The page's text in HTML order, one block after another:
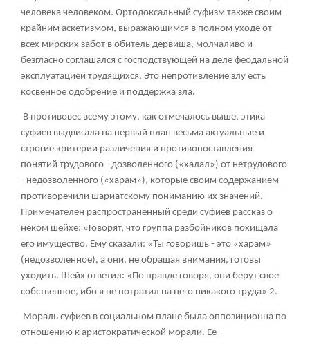
человека человеком. Ортодоксальный суфизм также своим
крайним аскетизмом, выражающимся в полном уходе от
всех мирских забот в обитель дервиша, молчаливо и
безгласно соглашался с господствующей на деле феодальной
эксплуатацией трудящихся. Это непротивление злу есть
косвенное одобрение и поддержка зла.
В противовес всему этому, как отмечалось выше, этика
суфиев выдвигала на первый план весьма актуальные и
строгие критерии различения и противопоставления
понятий трудового - дозволенного («халал») от нетрудового
- недозволенного («харам»), которые своим содержанием
противоречили шариатскому пониманию их значений.
Примечателен распространенный среди суфиев рассказ о
неком шейхе: «Говорят, что группа разбойников похищала
его имущество. Ему сказали: «Ты говоришь - это «харам»
(недозволенное), а они, не обращая внимания, готовы
уходить. Шейх ответил: «По правде говоря, они берут свое
собственное, ибо я не потратил на него никакого труда» 2.
Мораль суфиев в социальном плане была оппозиционна по
отношению к аристократической морали. Ее